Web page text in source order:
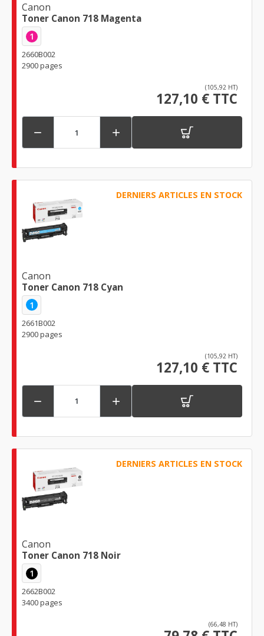
Canon
Toner Canon 718 Magenta
1
2660B002
2900 pages
(105,92 HT)
127,10 € TTC
 
DERNIERS ARTICLES EN STOCK
Canon
Toner Canon 718 Cyan
1
2661B002
2900 pages
(105,92 HT)
127,10 € TTC
 
DERNIERS ARTICLES EN STOCK
Canon
Toner Canon 718 Noir
1
2662B002
3400 pages
(66,48 HT)